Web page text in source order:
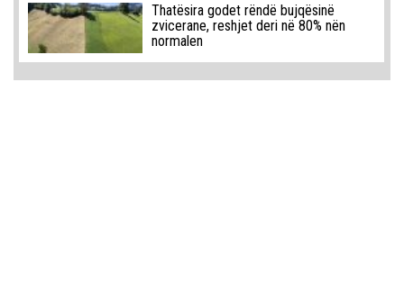
Thatësira godet rëndë bujqësinë
zvicerane, reshjet deri në 80% nën
normalen